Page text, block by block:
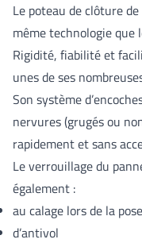
Le poteau de clôture
même technologie que
Rigidité, fiabilité et
unes de ses
Son système
nervures (grugés ou
rapidement et sans
Le verrouillage du
également :
au calage lors de la pose
d’antivol